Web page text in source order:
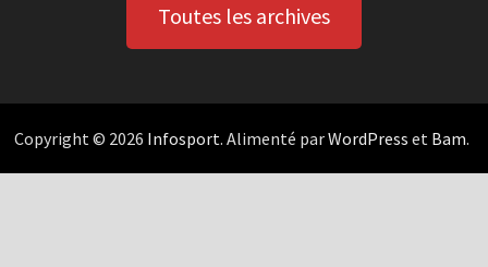
Toutes les archives
Copyright © 2026 Infosport. Alimenté parWordPress et Bam.